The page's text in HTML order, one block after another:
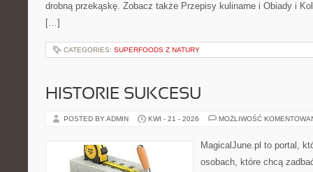
drobną przekąskę. Zobacz także Przepisy kulinarne i Obiady i
[…]
CATEGORIES: SUPERFOODS Z NATURY
HISTORIE SUKCESU
POSTED BY ADMIN KWI - 21 - 2026 MOŻLIWOŚĆ
MagicalJune.pl to portal,
osobach, które chcą